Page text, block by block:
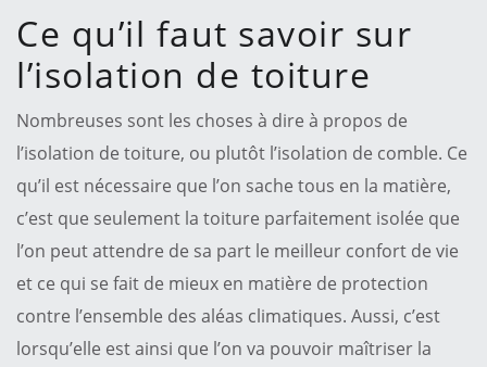
Ce qu’il faut savoir sur
l’isolation de toiture
Nombreuses sont les choses à dire à propos de
l’isolation de toiture, ou plutôt l’isolation de comble. Ce
qu’il est nécessaire que l’on sache tous en la matière,
c’est que seulement la toiture parfaitement isolée que
l’on peut attendre de sa part le meilleur confort de vie
et ce qui se fait de mieux en matière de protection
contre l’ensemble des aléas climatiques. Aussi, c’est
lorsqu’elle est ainsi que l’on va pouvoir maîtriser la